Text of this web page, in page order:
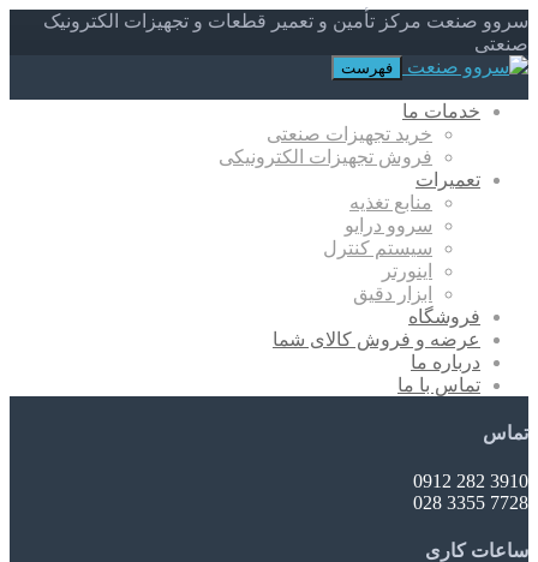
سروو صنعت مرکز تأمین و تعمیر قطعات و تجهیزات الکترونیک
صنعتی
فهرست
خدمات ما
خرید تجهیزات صنعتی
فروش تجهیزات الکترونیکی
تعمیرات
منابع تغذیه
سروو درایو
سیستم کنترل
اینورتر
ابزار دقیق
فروشگاه
عرضه و فروش کالای شما
درباره ما
تماس با ما
تماس
3910 282 0912
7728 3355 028
ساعات کاری